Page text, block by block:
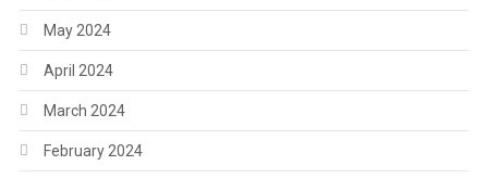
May 2024
April 2024
March 2024
February 2024